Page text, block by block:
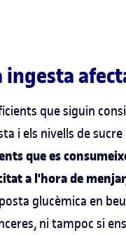
que siguin
i els nivells de
que es
a l'hora de
glucèmica en
ni tampoc si